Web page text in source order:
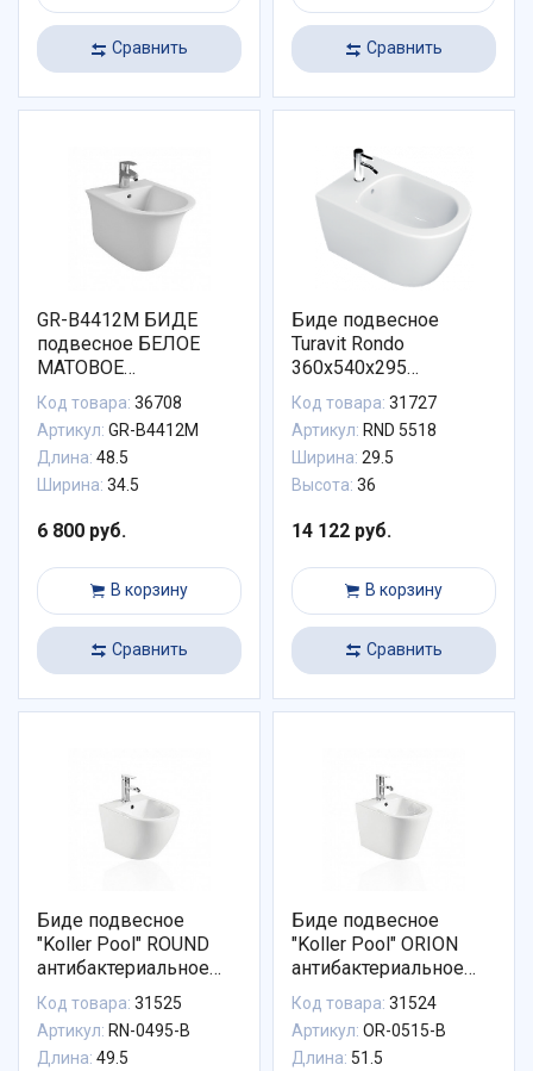
Сравнить Сравнить
GR-B4412M БИДЕ
подвесное БЕЛОЕ
МАТОВОЕ
485*345*365, 1 место
Код товара: 36708
Артикул: GR-B4412M
Длина: 48.5
Ширина: 34.5
6 800 руб.
В корзину
Сравнить
Биде подвесное
Turavit Rondo
360x540x295
безободковое (RND
5518)
Код товара: 31727
Артикул: RND 5518
Ширина: 29.5
Высота: 36
14 122 руб.
В корзину
Сравнить
Биде подвесное
"Koller Pool" ROUND
антибактериальное
покрытие
Код товара: 31525
Артикул: RN-0495-B
Длина: 49.5
Биде подвесное
"Koller Pool" ORION
антибактериальное
покрытие
Код товара: 31524
Артикул: OR-0515-B
Длина: 51.5